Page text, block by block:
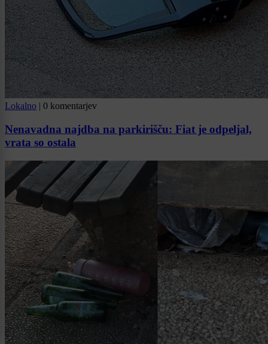
Lokalno | 0 komentarjev
Nenavadna najdba na parkirišču: Fiat je odpeljal,
vrata so ostala